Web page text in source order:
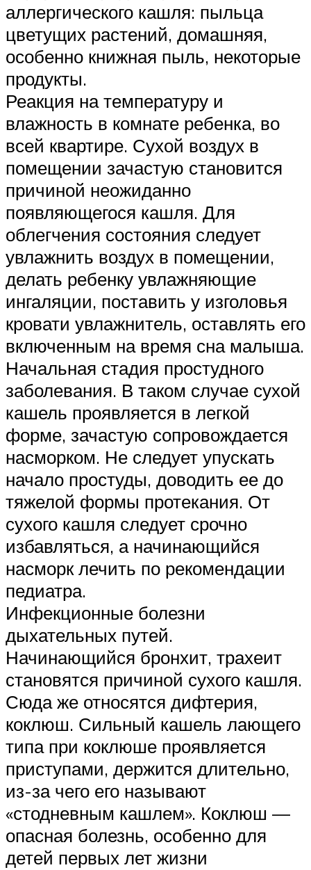
аллергического кашля: пыльца
цветущих растений, домашняя,
особенно книжная пыль, некоторые
продукты.
Реакция на температуру и
влажность в комнате ребенка, во
всей квартире. Сухой воздух в
помещении зачастую становится
причиной неожиданно
появляющегося кашля. Для
облегчения состояния следует
увлажнить воздух в помещении,
делать ребенку увлажняющие
ингаляции, поставить у изголовья
кровати увлажнитель, оставлять его
включенным на время сна малыша.
Начальная стадия простудного
заболевания. В таком случае сухой
кашель проявляется в легкой
форме, зачастую сопровождается
насморком. Не следует упускать
начало простуды, доводить ее до
тяжелой формы протекания. От
сухого кашля следует срочно
избавляться, а начинающийся
насморк лечить по рекомендации
педиатра.
Инфекционные болезни
дыхательных путей.
Начинающийся бронхит, трахеит
становятся причиной сухого кашля.
Сюда же относятся дифтерия,
коклюш. Сильный кашель лающего
типа при коклюше проявляется
приступами, держится длительно,
из-за чего его называют
«стодневным кашлем». Коклюш —
опасная болезнь, особенно для
детей первых лет жизни